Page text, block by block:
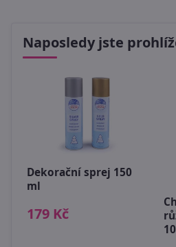
Naposledy jste
Dekorační sprej 150
ml
179 Kč